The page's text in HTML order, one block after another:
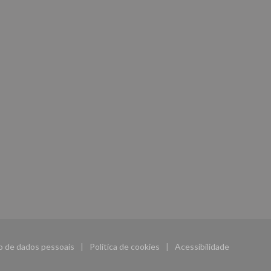
de dados pessoais
((abre numa nova janela))
Política de cookies
((abre numa nova janela))
Acessibilidade